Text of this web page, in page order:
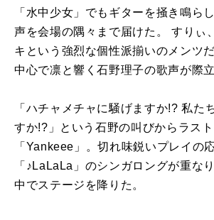
「水中少女」でもギターを掻き鳴ら
声を会場の隅々まで届けた。 すりぃ
キという強烈な個性派揃いのメンツ
中心で凛と響く石野理子の歌声が際
「ハチャメチャに騒げますか!? 私た
すか!?」という石野の叫びからラス
「Yankeee」。切れ味鋭いプレイの
「♪LaLaLa」のシンガロングが重な
中でステージを降りた。